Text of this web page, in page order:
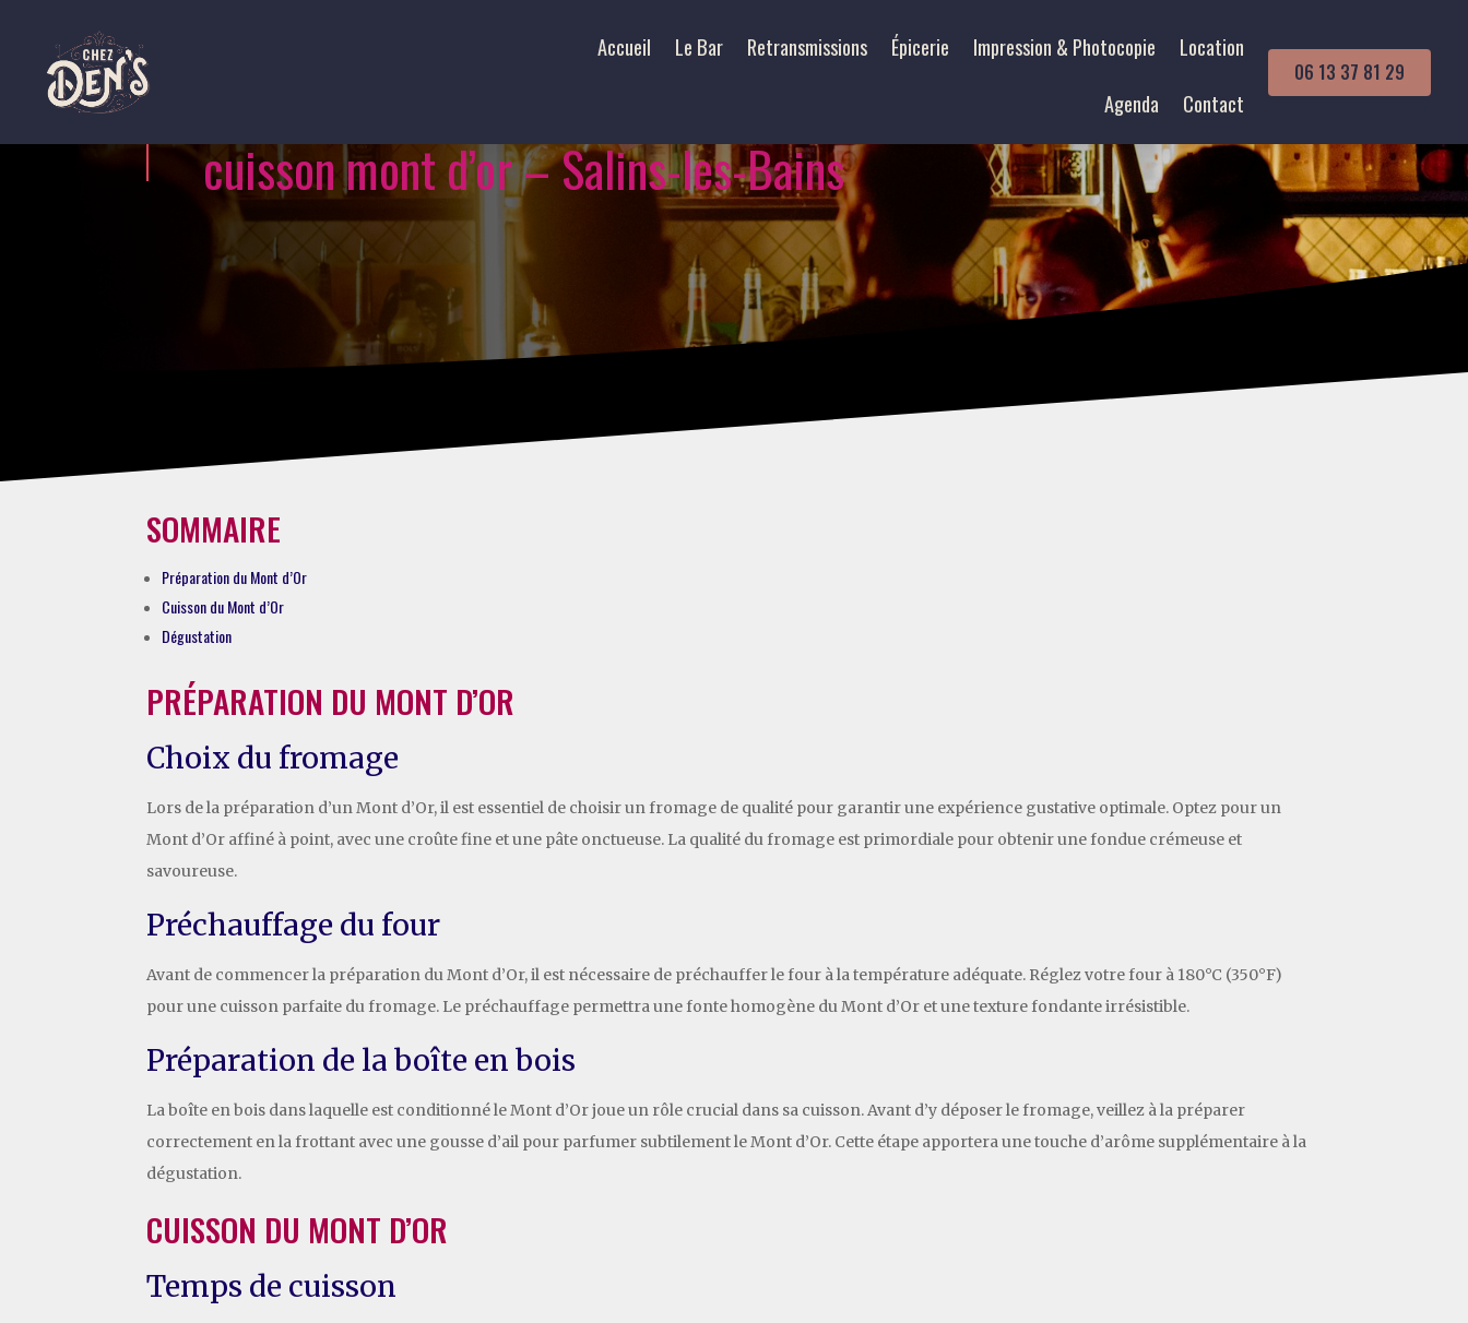
Accueil Le Bar Retransmissions Épicerie Impression & Photocopie
Location
Agenda
Contact
06 13 37 81 29
cuisson mont d’or – Salins-les-Bains
SOMMAIRE
Préparation du Mont d’Or
Cuisson du Mont d’Or
Dégustation
PRÉPARATION DU MONT D’OR
Choix du fromage
Lors de la préparation d’un Mont d’Or, il est essentiel de choisir un fromage de qualité pour garantir une expérience gustative optimale. Optez pour un
Mont d’Or affiné à point, avec une croûte fine et une pâte onctueuse. La qualité du fromage est primordiale pour obtenir une fondue crémeuse et
savoureuse.
Préchauffage du four
Avant de commencer la préparation du Mont d’Or, il est nécessaire de préchauffer le four à la température adéquate. Réglez votre four à 180°C (350°F)
pour une cuisson parfaite du fromage. Le préchauffage permettra une fonte homogène du Mont d’Or et une texture fondante irrésistible.
Préparation de la boîte en bois
La boîte en bois dans laquelle est conditionné le Mont d’Or joue un rôle crucial dans sa cuisson. Avant d’y déposer le fromage, veillez à la préparer
correctement en la frottant avec une gousse d’ail pour parfumer subtilement le Mont d’Or. Cette étape apportera une touche d’arôme supplémentaire à la
dégustation.
CUISSON DU MONT D’OR
Temps de cuisson